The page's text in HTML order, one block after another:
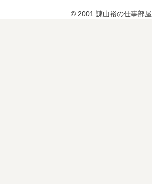
© 2001 諌山裕の仕事部屋.